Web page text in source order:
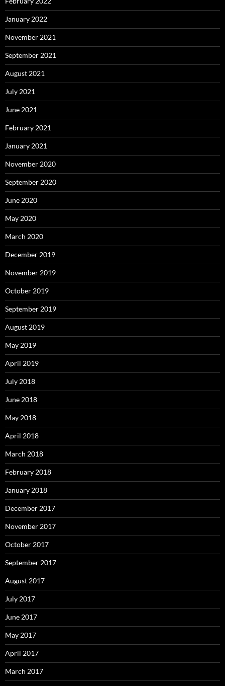
January 2022
November 2021
September 2021
August 2021
July 2021
June 2021
February 2021
January 2021
November 2020
September 2020
June 2020
May 2020
March 2020
December 2019
November 2019
October 2019
September 2019
August 2019
May 2019
April 2019
July 2018
June 2018
May 2018
April 2018
March 2018
February 2018
January 2018
December 2017
November 2017
October 2017
September 2017
August 2017
July 2017
June 2017
May 2017
April 2017
March 2017